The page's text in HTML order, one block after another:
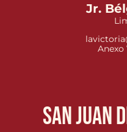
Jr.
Anexo
San Juan